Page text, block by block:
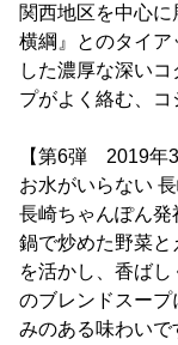
関西地区を中心
横綱』とのタイア
した濃厚な深い
プがよく絡む、コ
【第6弾 2019年
お水がいらない
長崎ちゃんぽん
鍋で炒めた野菜
を活かし、香ば
のブレンドスー
みのある味わいで